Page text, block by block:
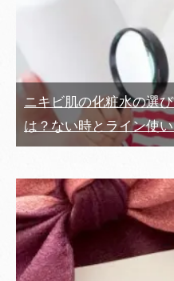
ニキビ肌の化粧水の選
は？ない時とライン使